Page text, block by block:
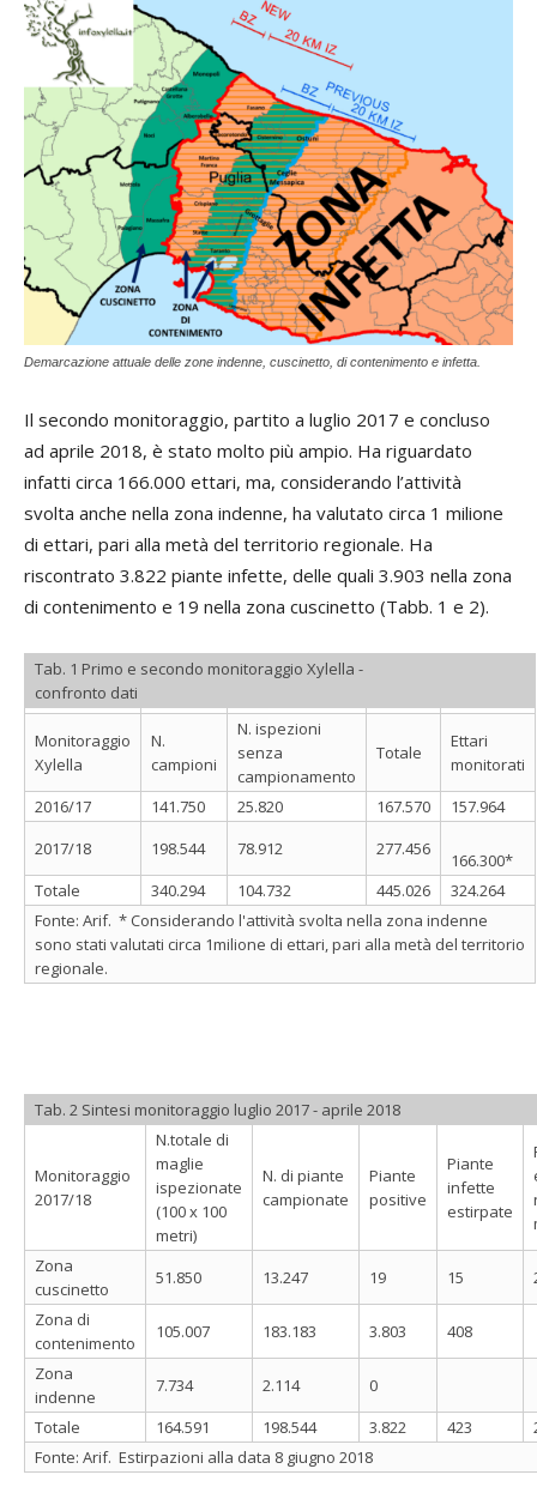
Demarcazione attuale delle zone indenne, cuscinetto, di contenimento e infetta.
Il secondo monitoraggio, partito a luglio 2017 e concluso
ad aprile 2018, è stato molto più ampio. Ha riguardato
infatti circa 166.000 ettari, ma, considerando l’attività
svolta anche nella zona indenne, ha valutato circa 1 milione
di ettari, pari alla metà del territorio regionale. Ha
riscontrato 3.822 piante infette, delle quali 3.903 nella zona
di contenimento e 19 nella zona cuscinetto (Tabb. 1 e 2).
Tab. 1 Primo e secondo monitoraggio Xylella -
confronto dati
Monitoraggio
Xylella
N.
campioni
N. ispezioni
senza
campionamento
Totale
Ettari
monitorati
2016/17
141.750 25.820 167.570
157.964
2017/18
198.544 78.912 277.456
166.300*
Totale
340.294 104.732 445.026
324.264
Fonte: Arif. * Considerando l'attività svolta nella zona indenne
sono stati valutati circa 1milione di ettari, pari alla metà del territorio
regionale.
Tab. 2 Sintesi monitoraggio luglio 2017 - aprile 2018
Monitoraggio
2017/18
N.totale di
maglie
ispezionate
(100 x 100
metri)
N. di piante
campionate
Piante
positive
Piante
infette
estirpate
Zona
cuscinetto
51.850 13.247 19 15
Zona di
contenimento
105.007 183.183 3.803
408
Zona
indenne
7.734 2.114
0
Totale
164.591 198.544 3.822 423
Fonte: Arif. Estirpazioni alla data 8 giugno 2018